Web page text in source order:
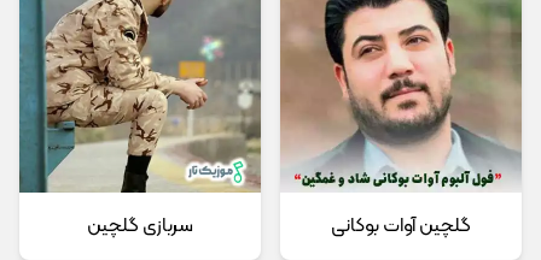
گلچین آوات بوکانی سربازی گلچین